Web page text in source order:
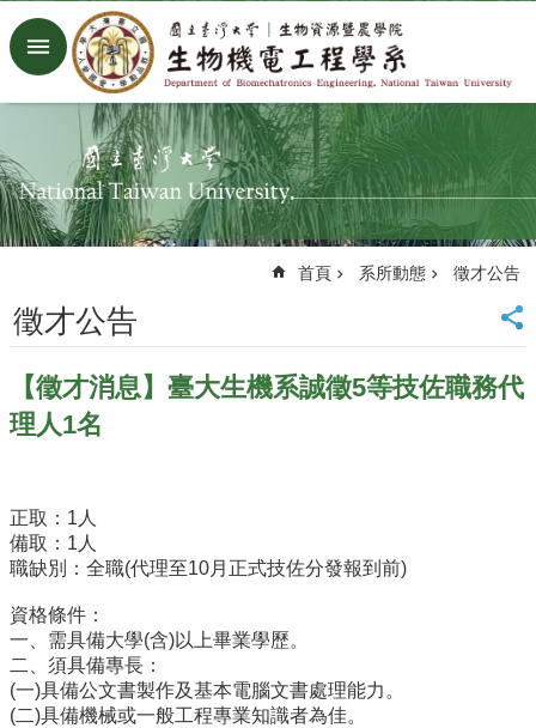
跳到主要內容區塊
進
首
頁
臺
頁
機
系
工
Youtube
English
識
我
們
系
首頁 系所動態 徵才公告
徵才公告
【徵才消息】臺大生機系誠徵5等技佐職務代
理人1名
正取：1人
備取：1人
職缺別：全職(代理至10月正式技佐分發報到前)
資格條件：
一、需具備大學(含)以上畢業學歷。
二、須具備專長：
(一)具備公文書製作及基本電腦文書處理能力。
(二)具備機械或一般工程專業知識者為佳。